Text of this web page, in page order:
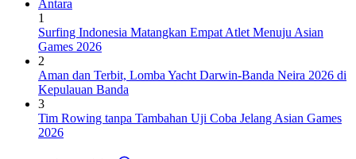
1
Surfing Indonesia Matangkan Empat Atlet Menuju Asian
Games 2026
2
Aman dan Terbit, Lomba Yacht Darwin-Banda Neira 2026 di
Kepulauan Banda
3
Tim Rowing tanpa Tambahan Uji Coba Jelang Asian Games
2026